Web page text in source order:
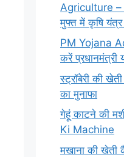
Agriculture –
मुफ्त में कृषि
PM Yojana
करें
स्ट्रॉबेरी की
का मुनाफा
गेहूं काटने की
Ki Machine
मखाना की खेती